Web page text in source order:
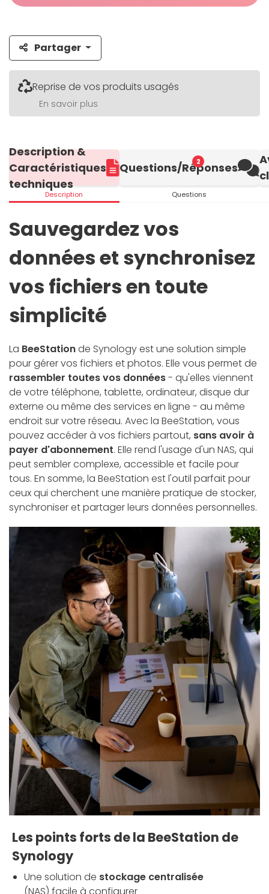
Partager
Reprise de vos produits usagés
En savoir plus
Description &
Caractéristiques
techniques
Description
2
Questions/Réponses
Questions
Sauvegardez vos
données et synchronisez
vos fichiers en toute
simplicité
La BeeStationde Synology est une solution simple
pour gérer vos fichiers et photos. Elle vous permet de
rassembler toutes vos données- qu'elles viennent
de votre téléphone, tablette, ordinateur, disque dur
externe ou même des services en ligne - au même
endroit sur votre réseau. Avec la BeeStation, vous
pouvez accéder à vos fichiers partout, sans avoir à
payer d'abonnement. Elle rend l'usage d'un NAS, qui
peut sembler complexe, accessible et facile pour
tous. En somme, la BeeStation est l'outil parfait pour
ceux qui cherchent une manière pratique de stocker,
synchroniser et partager leurs données personnelles.
Les points forts de la BeeStation de
Synology
Une solution de stockage centralisée